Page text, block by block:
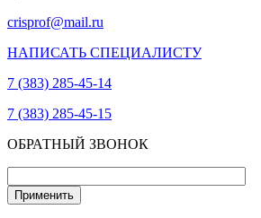
crisprof@mail.ru
НАПИСАТЬ СПЕЦИАЛИСТУ
7 (383) 285-45-14
7 (383) 285-45-15
ОБРАТНЫЙ ЗВОНОК